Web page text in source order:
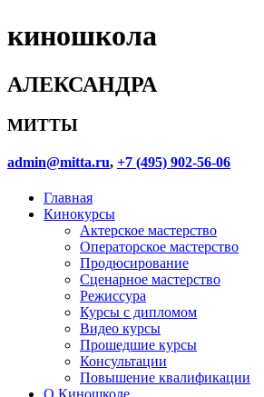
киношкола
АЛЕКСАНДРА
МИТТЫ
admin@mitta.ru, +7 (495) 902-56-06
Главная
Кинокурсы
Актерское мастерство
Операторское мастерство
Продюсирование
Сценарное мастерство
Режиссура
Курсы с дипломом
Видео курсы
Прошедшие курсы
Консультации
Повышение квалификации